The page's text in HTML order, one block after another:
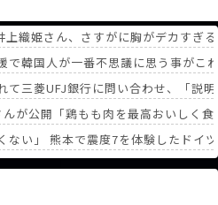
上織姫さん、さすがに胸がデカすぎる
で韓国人が一番不思議に思う事がこ
て三菱UFJ銀行に問い合わせ、「
んが公開「鶏もも肉を最高おいしく
ない」 熊本で震度7を体験したドイ
ショボいとか言う奴いるけど、ポケ